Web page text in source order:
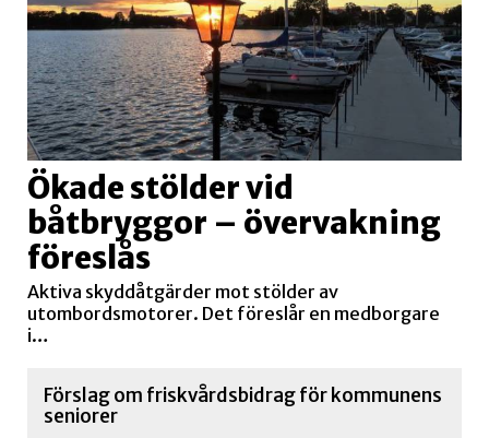
Ökade stölder vid
båtbryggor – övervakning
föreslås
Aktiva skyddåtgärder mot stölder av
utombordsmotorer. Det föreslår en medborgare
i…
Förslag om friskvårdsbidrag för kommunens
seniorer